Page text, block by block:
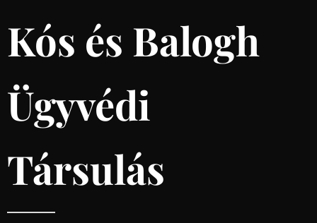
Kós és Balogh
Ügyvédi
Társulás